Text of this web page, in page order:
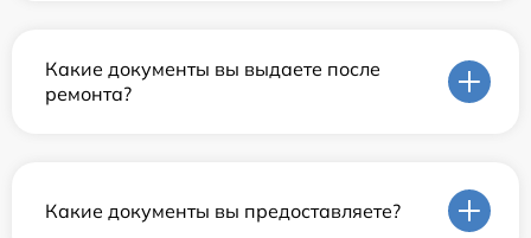
Какие документы вы выдаете после
ремонта?
Какие документы вы предоставляете?